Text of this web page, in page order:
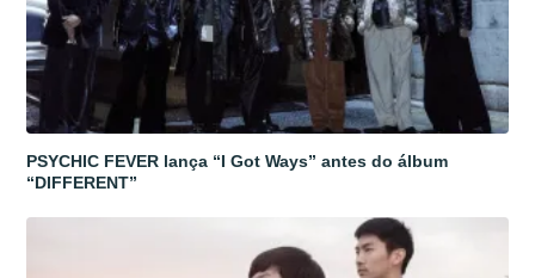
PSYCHIC FEVER lança “I Got Ways” antes do álbum
“DIFFERENT”